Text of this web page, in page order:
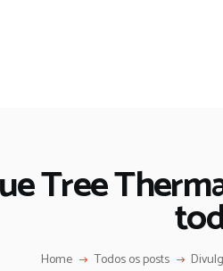
Tree
Home Todos os posts